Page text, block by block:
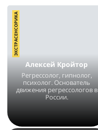
Алексей Кройтор
Регрессолог, гипнолог,
психолог. Основатель
движения регрессологов в
России.
ЭКСТРАСЕНСОРИКА